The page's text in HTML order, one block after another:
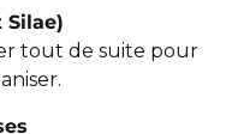
Silae)
tout de suite pour